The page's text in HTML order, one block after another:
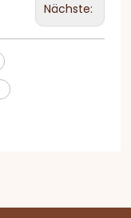
Nächste: